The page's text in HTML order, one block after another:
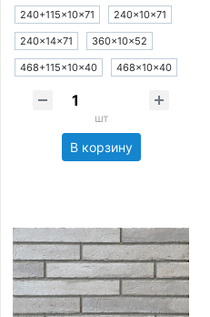
240+115×10×71 240×10×71
240×14×71 360×10×52
468+115×10×40 468×10×40
шт
В корзину